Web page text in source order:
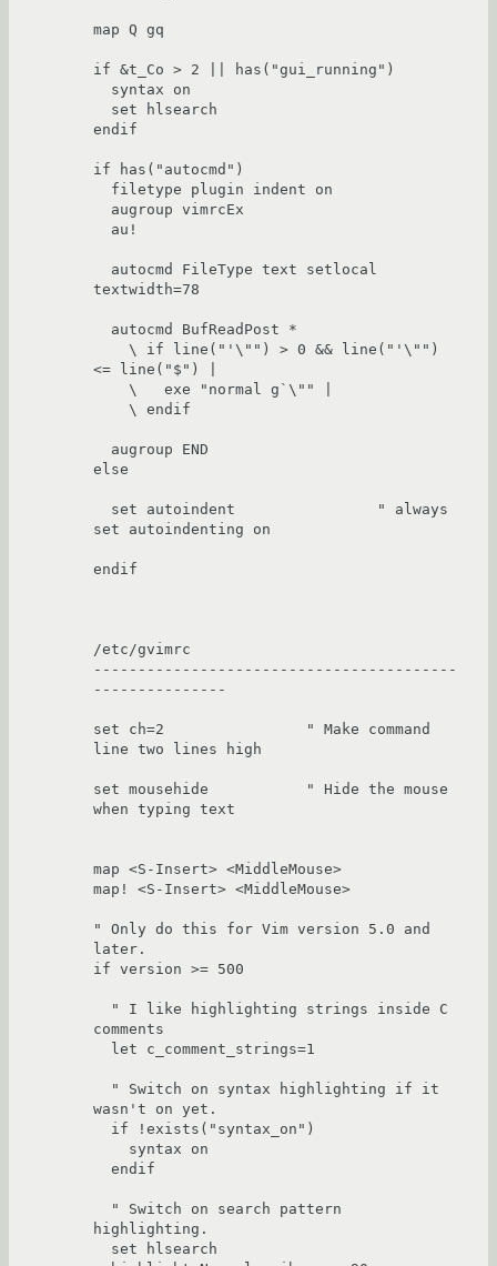
map Q gq
if &t_Co > 2 || has("gui_running")
endif
if has("autocmd")
textwidth=78
<= line("$") |
else
set autoindenting on
endif
/etc/gvimrc
-----------------------------------------
---------------
set ch=2                " Make command
line two lines high
set mousehide           " Hide the mouse
when typing text
map <S-Insert> <MiddleMouse>
map! <S-Insert> <MiddleMouse>
" Only do this for Vim version 5.0 and
later.
if version >= 500
comments
wasn't on yet.
highlighting.